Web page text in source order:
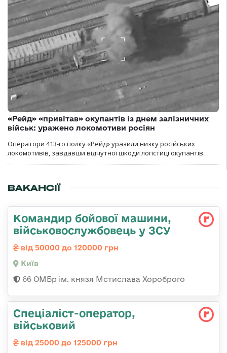
«Рейд» «привітав» окупантів із днем залізничних
військ: уражено локомотиви росіян
Оператори 413-го полку «Рейд» уразили низку російських
локомотивів, завдавши відчутної шкоди логістиці окупантів.
ВАКАНСІЇ
Командир бойової машини,
військовослужбовець у ЗСУ
від 50000 до 120000 грн
Київ
66 ОМБр ім. князя Мстислава Хороброго
Спеціаліст-оператор,
військовий
від 25000 до 125000 грн